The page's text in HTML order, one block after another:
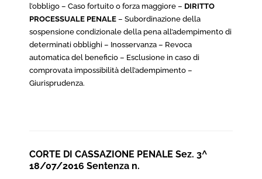
l’obbligo – Caso fortuito o forza maggiore – DIRITTO
PROCESSUALE PENALE – Subordinazione della
sospensione condizionale della pena all’adempimento di
determinati obblighi – Inosservanza – Revoca
automatica del beneficio – Esclusione in caso di
comprovata impossibilità dell’adempimento –
Giurisprudenza.
CORTE DI CASSAZIONE PENALE Sez. 3^
18/07/2016 Sentenza n.